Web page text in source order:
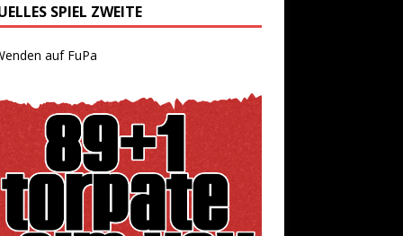
SPIEL ZWEITE
auf FuPa